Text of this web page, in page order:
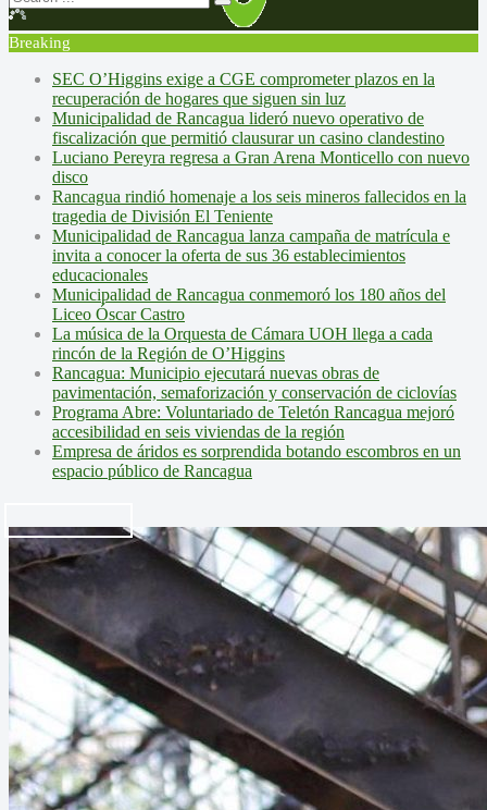
Breaking
SEC O’Higgins exige a CGE comprometer plazos en la
recuperación de hogares que siguen sin luz
Municipalidad de Rancagua lideró nuevo operativo de
fiscalización que permitió clausurar un casino clandestino
Luciano Pereyra regresa a Gran Arena Monticello con nuevo
disco
Rancagua rindió homenaje a los seis mineros fallecidos en la
tragedia de División El Teniente
Municipalidad de Rancagua lanza campaña de matrícula e
invita a conocer la oferta de sus 36 establecimientos
educacionales
Municipalidad de Rancagua conmemoró los 180 años del
Liceo Óscar Castro
La música de la Orquesta de Cámara UOH llega a cada
rincón de la Región de O’Higgins
Rancagua: Municipio ejecutará nuevas obras de
pavimentación, semaforización y conservación de ciclovías
Programa Abre: Voluntariado de Teletón Rancagua mejoró
accesibilidad en seis viviendas de la región
Empresa de áridos es sorprendida botando escombros en un
espacio público de Rancagua